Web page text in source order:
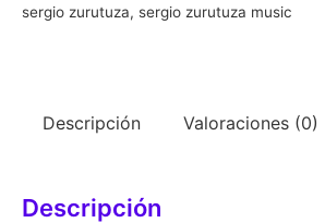
sergio zurutuza, sergio zurutuza music
Descripción Valoraciones (0)
Descripción